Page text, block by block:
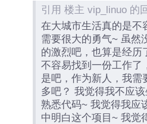
引用 楼主 vip_linuo 的
在大城市生活真的是不
需要很大的勇气~ 虽然
的激烈吧，也算是经历
不容易找到一份工作了
是吧，作为新人，我需
多吧？ 我觉得我不应
熟悉代码~ 我觉得我应
中明白这个项目~ 我觉